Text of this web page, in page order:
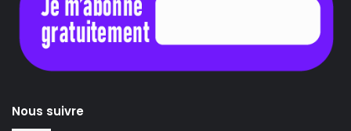
Nous suivre